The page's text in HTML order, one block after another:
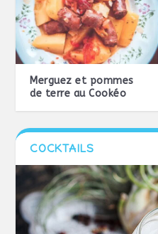
Merguez et pommes
de terre au Cookéo
COCKTAILS